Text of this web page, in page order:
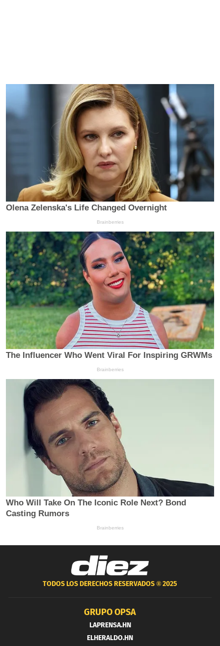
TODOS LOS DERECHOS RESERVADOS ®2025
GRUPO OPSA
LAPRENSA.HN
ELHERALDO.HN